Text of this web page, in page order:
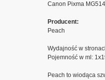
Canon Pixma
Producent:
Peach
Wydajność w
Pojemność w ml:
Peach to wiodąca